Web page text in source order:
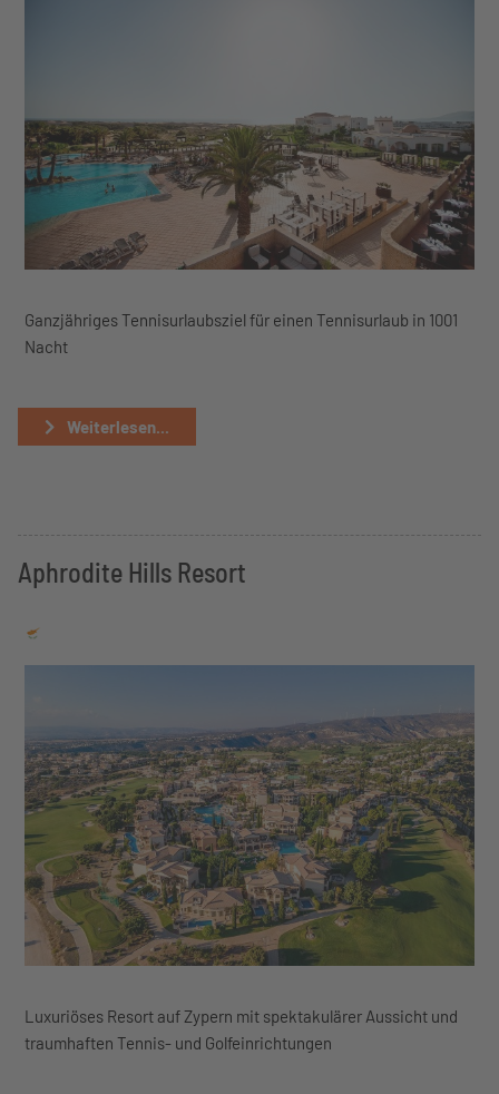
Ganzjähriges Tennisurlaubsziel für einen Tennisurlaub in 1001
Nacht
Weiterlesen...
Aphrodite Hills Resort
Luxuriöses Resort auf Zypern mit spektakulärer Aussicht und
traumhaften Tennis- und Golfeinrichtungen